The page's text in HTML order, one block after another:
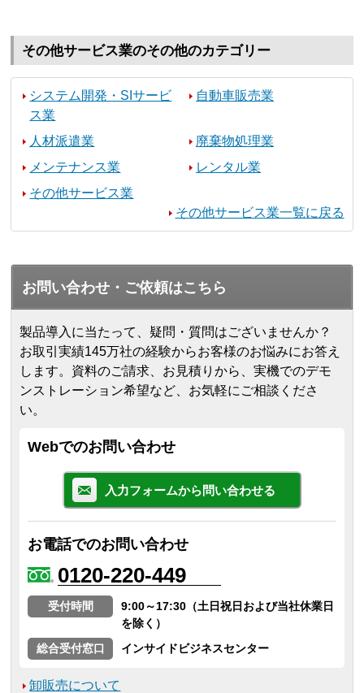
その他サービス業のその他のカテゴリー
システム開発・SIサービ
ス業
自動車販売業
人材派遣業
廃棄物処理業
メンテナンス業
レンタル業
その他サービス業
その他サービス業一覧に戻る
お問い合わせ・ご依頼はこちら
製品導入に当たって、疑問・質問はございませんか？
お取引実績145万社の経験からお客様のお悩みにお答え
します。 資料のご請求、お見積りから、実機でのデモ
ンストレーション希望など、お気軽にご相談くださ
い。
Webでのお問い合わせ
入力フォームから問い合わせる
お電話でのお問い合わせ
0120-220-449
受付時間
9:00～17:30（土日祝日および当社休業日
を除く）
総合受付窓口
インサイドビジネスセンター
卸販売について